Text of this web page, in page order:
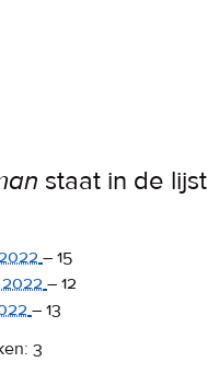
staat in de lijst
– 15
– 12
– 13
3